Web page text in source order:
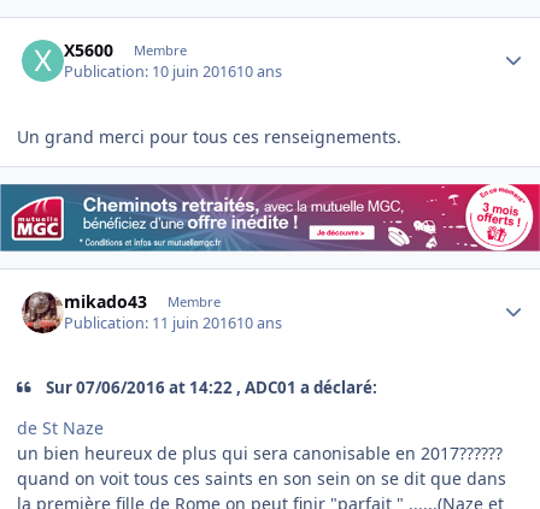
X5600 Membre
Publication: 10 juin 201610 ans
Un grand merci pour tous ces renseignements.
mikado43 Membre
Publication: 11 juin 201610 ans
Sur 07/06/2016 at 14:22 , ADC01 a déclaré:
de St Naze
un bien heureux de plus qui sera canonisable en 2017??????
quand on voit tous ces saints en son sein on se dit que dans
la première fille de Rome on peut finir "parfait " ......(Naze et